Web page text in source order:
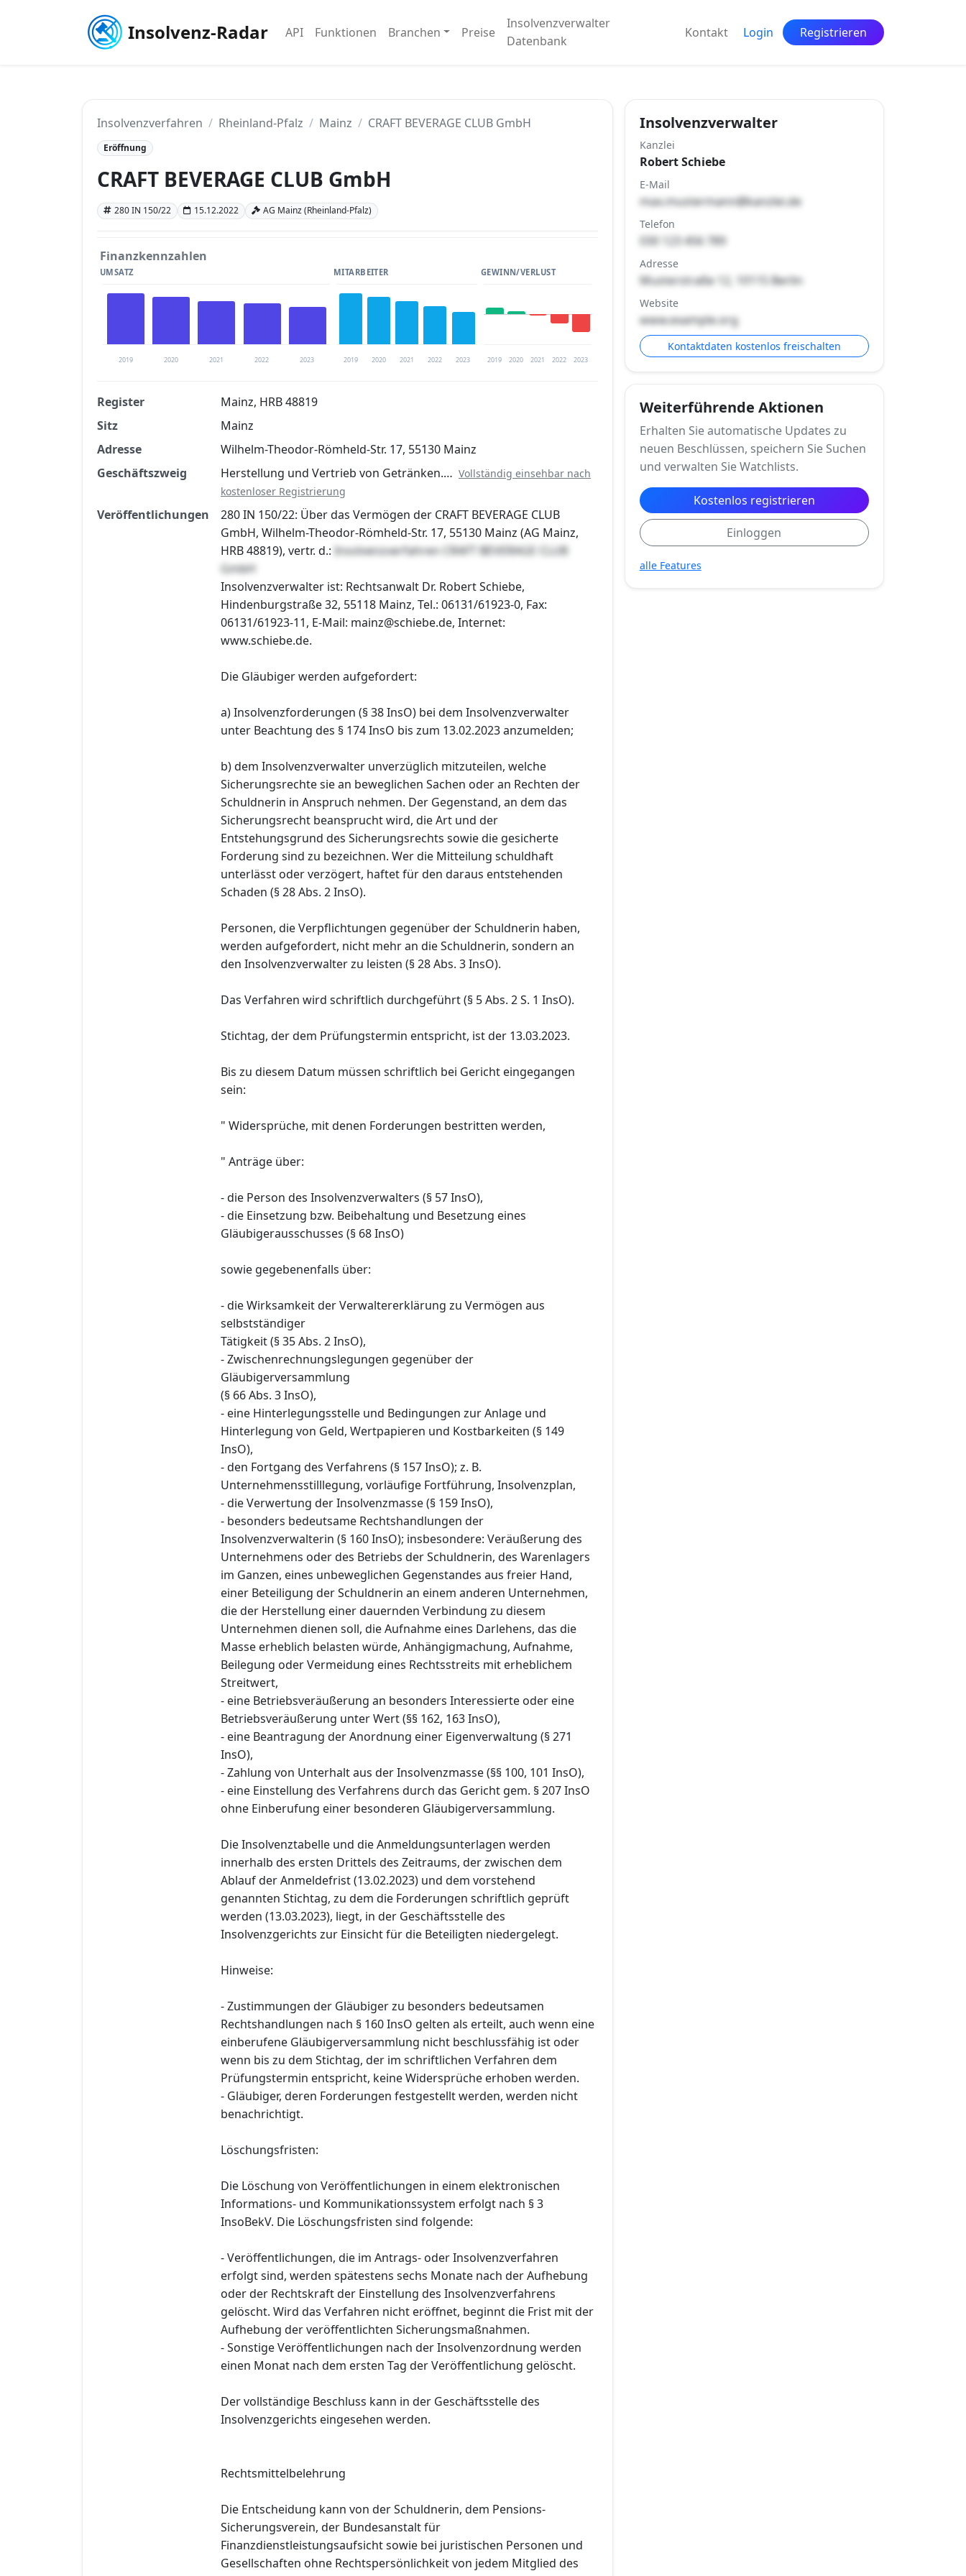
Insolvenz-Radar API Funktionen Branchen Preise
Insolvenzverwalter
Datenbank
Kontakt Login Registrieren
Insolvenzverfahren Rheinland-Pfalz Mainz CRAFT BEVERAGE CLUB GmbH
Eröffnung
CRAFT BEVERAGE CLUB GmbH
280 IN 150/22 15.12.2022 AG Mainz (Rheinland-Pfalz)
Finanzkennzahlen
UMSATZ
2019 2020 2021 2022 2023
MITARBEITER
2019 2020 2021 2022 2023
GEWINN/VERLUST
2019 2020 2021 2022 2023
Finanzkennzahlen nach kostenloser Registrierung verfügbar
Jetzt kostenlos registrieren
Register
Mainz, HRB 48819
Sitz
Mainz
Adresse
Wilhelm-Theodor-Römheld-Str. 17, 55130 Mainz
Geschäftszweig
Herstellung und Vertrieb von Getränken.… Vollständig einsehbar nach
kostenloser Registrierung
Veröffentlichungen
280 IN 150/22: Über das Vermögen der CRAFT BEVERAGE CLUB
GmbH, Wilhelm-Theodor-Römheld-Str. 17, 55130 Mainz (AG Mainz,
HRB 48819), vertr. d.: Insolvenzverfahren CRAFT BEVERAGE CLUB
GmbH
Insolvenzverwalter ist: Rechtsanwalt Dr. Robert Schiebe,
Hindenburgstraße 32, 55118 Mainz, Tel.: 06131/61923-0, Fax:
06131/61923-11, E-Mail: mainz@schiebe.de, Internet:
www.schiebe.de.
Die Gläubiger werden aufgefordert:
a) Insolvenzforderungen (§ 38 InsO) bei dem Insolvenzverwalter
unter Beachtung des § 174 InsO bis zum 13.02.2023 anzumelden;
b) dem Insolvenzverwalter unverzüglich mitzuteilen, welche
Sicherungsrechte sie an beweglichen Sachen oder an Rechten der
Schuldnerin in Anspruch nehmen. Der Gegenstand, an dem das
Sicherungsrecht beansprucht wird, die Art und der
Entstehungsgrund des Sicherungsrechts sowie die gesicherte
Forderung sind zu bezeichnen. Wer die Mitteilung schuldhaft
unterlässt oder verzögert, haftet für den daraus entstehenden
Schaden (§ 28 Abs. 2 InsO).
Personen, die Verpflichtungen gegenüber der Schuldnerin haben,
werden aufgefordert, nicht mehr an die Schuldnerin, sondern an
den Insolvenzverwalter zu leisten (§ 28 Abs. 3 InsO).
Das Verfahren wird schriftlich durchgeführt (§ 5 Abs. 2 S. 1 InsO).
Stichtag, der dem Prüfungstermin entspricht, ist der 13.03.2023.
Bis zu diesem Datum müssen schriftlich bei Gericht eingegangen
sein:
" Widersprüche, mit denen Forderungen bestritten werden,
" Anträge über:
- die Person des Insolvenzverwalters (§ 57 InsO),
- die Einsetzung bzw. Beibehaltung und Besetzung eines
Gläubigerausschusses (§ 68 InsO)
sowie gegebenenfalls über:
- die Wirksamkeit der Verwaltererklärung zu Vermögen aus
selbstständiger
Tätigkeit (§ 35 Abs. 2 InsO),
- Zwischenrechnungslegungen gegenüber der
Gläubigerversammlung
(§ 66 Abs. 3 InsO),
- eine Hinterlegungsstelle und Bedingungen zur Anlage und
Hinterlegung von Geld, Wertpapieren und Kostbarkeiten (§ 149
InsO),
- den Fortgang des Verfahrens (§ 157 InsO); z. B.
Unternehmensstilllegung, vorläufige Fortführung, Insolvenzplan,
- die Verwertung der Insolvenzmasse (§ 159 InsO),
- besonders bedeutsame Rechtshandlungen der
Insolvenzverwalterin (§ 160 InsO); insbesondere: Veräußerung des
Unternehmens oder des Betriebs der Schuldnerin, des Warenlagers
im Ganzen, eines unbeweglichen Gegenstandes aus freier Hand,
einer Beteiligung der Schuldnerin an einem anderen Unternehmen,
die der Herstellung einer dauernden Verbindung zu diesem
Unternehmen dienen soll, die Aufnahme eines Darlehens, das die
Masse erheblich belasten würde, Anhängigmachung, Aufnahme,
Beilegung oder Vermeidung eines Rechtsstreits mit erheblichem
Streitwert,
- eine Betriebsveräußerung an besonders Interessierte oder eine
Betriebsveräußerung unter Wert (§§ 162, 163 InsO),
- eine Beantragung der Anordnung einer Eigenverwaltung (§ 271
InsO),
- Zahlung von Unterhalt aus der Insolvenzmasse (§§ 100, 101 InsO),
- eine Einstellung des Verfahrens durch das Gericht gem. § 207 InsO
ohne Einberufung einer besonderen Gläubigerversammlung.
Die Insolvenztabelle und die Anmeldungsunterlagen werden
innerhalb des ersten Drittels des Zeitraums, der zwischen dem
Ablauf der Anmeldefrist (13.02.2023) und dem vorstehend
genannten Stichtag, zu dem die Forderungen schriftlich geprüft
werden (13.03.2023), liegt, in der Geschäftsstelle des
Insolvenzgerichts zur Einsicht für die Beteiligten niedergelegt.
Hinweise:
- Zustimmungen der Gläubiger zu besonders bedeutsamen
Rechtshandlungen nach § 160 InsO gelten als erteilt, auch wenn eine
einberufene Gläubigerversammlung nicht beschlussfähig ist oder
wenn bis zu dem Stichtag, der im schriftlichen Verfahren dem
Prüfungstermin entspricht, keine Widersprüche erhoben werden.
- Gläubiger, deren Forderungen festgestellt werden, werden nicht
benachrichtigt.
Löschungsfristen:
Die Löschung von Veröffentlichungen in einem elektronischen
Informations- und Kommunikationssystem erfolgt nach § 3
InsoBekV. Die Löschungsfristen sind folgende:
- Veröffentlichungen, die im Antrags- oder Insolvenzverfahren
erfolgt sind, werden spätestens sechs Monate nach der Aufhebung
oder der Rechtskraft der Einstellung des Insolvenzverfahrens
gelöscht. Wird das Verfahren nicht eröffnet, beginnt die Frist mit der
Aufhebung der veröffentlichten Sicherungsmaßnahmen.
- Sonstige Veröffentlichungen nach der Insolvenzordnung werden
einen Monat nach dem ersten Tag der Veröffentlichung gelöscht.
Der vollständige Beschluss kann in der Geschäftsstelle des
Insolvenzgerichts eingesehen werden.
Rechtsmittelbelehrung
Die Entscheidung kann von der Schuldnerin, dem Pensions-
Sicherungsverein, der Bundesanstalt für
Finanzdienstleistungsaufsicht sowie bei juristischen Personen und
Gesellschaften ohne Rechtspersönlichkeit von jedem Mitglied des
Insolvenzverwalter
Kanzlei
Robert Schiebe
E-Mail
max.mustermann@kanzlei.de
Telefon
030 123 456 789
Adresse
Musterstraße 12, 10115 Berlin
Website
www.example.org
Kontaktdaten kostenlos freischalten
Weiterführende Aktionen
Erhalten Sie automatische Updates zu
neuen Beschlüssen, speichern Sie Suchen
und verwalten Sie Watchlists.
Kostenlos registrieren
Einloggen
alle Features